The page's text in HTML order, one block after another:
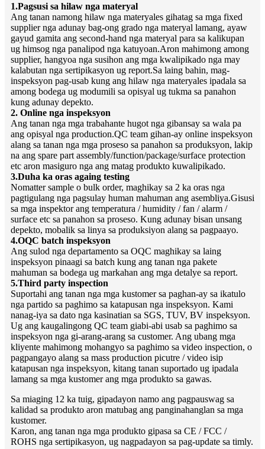
1.Pagsusi sa hilaw nga materyal
Ang tanan namong hilaw nga materyales gihatag sa mga fixed
supplier nga adunay bag-ong grado nga materyal lamang, ayaw
gayud gamita ang second-hand nga materyal para sa kalikupan
ug himsog nga panalipod nga katuyoan.Aron mahimong among
supplier, hangyoa nga susihon ang mga kwalipikado nga may
kalabutan nga sertipikasyon ug report.Sa laing bahin, mag-
inspeksyon pag-usab kung ang hilaw nga materyales ipadala sa
among bodega ug modumili sa opisyal ug tukma sa panahon
kung adunay depekto.
2. Online nga inspeksyon
Ang tanan nga mga trabahante hugot nga gibansay sa wala pa
ang opisyal nga production.QC team gihan-ay online inspeksyon
alang sa tanan nga mga proseso sa panahon sa produksyon, lakip
na ang spare part assembly/function/package/surface protection
etc aron masiguro nga ang matag produkto kuwalipikado.
3.Duha ka oras againg testing
Nomatter sample o bulk order, maghikay sa 2 ka oras nga
pagtigulang nga pagsulay human mahuman ang asembliya.Gisusi
sa mga inspektor ang temperatura / humidity / fan / alarm /
surface etc sa panahon sa proseso. Kung adunay bisan unsang
depekto, mobalik sa linya sa produksiyon alang sa pagpaayo.
4.OQC batch inspeksyon
Ang sulod nga departamento sa OQC maghikay sa laing
inspeksyon pinaagi sa batch kung ang tanan nga pakete
mahuman sa bodega ug markahan ang mga detalye sa report.
5.Third party inspection
Suportahi ang tanan nga mga kustomer sa paghan-ay sa ikatulo
nga partido sa paghimo sa katapusan nga inspeksyon. Kami
nanag-iya sa dato nga kasinatian sa SGS, TUV, BV inspeksyon.
Ug ang kaugalingong QC team giabi-abi usab sa paghimo sa
inspeksyon nga gi-arang-arang sa customer. Ang ubang mga
kliyente mahimong mohangyo sa paghimo sa video inspection, o
pagpangayo alang sa mass production picutre / video isip
katapusan nga inspeksyon, kitang tanan suportado ug ipadala
lamang sa mga kustomer ang mga produkto sa gawas.
Sa miaging 12 ka tuig, gipadayon namo ang pagpauswag sa
kalidad sa produkto aron matubag ang panginahanglan sa mga
kustomer.
Karon, ang tanan nga mga produkto gipasa sa CE / FCC /
ROHS nga sertipikasyon, ug nagpadayon sa pag-update sa timly.